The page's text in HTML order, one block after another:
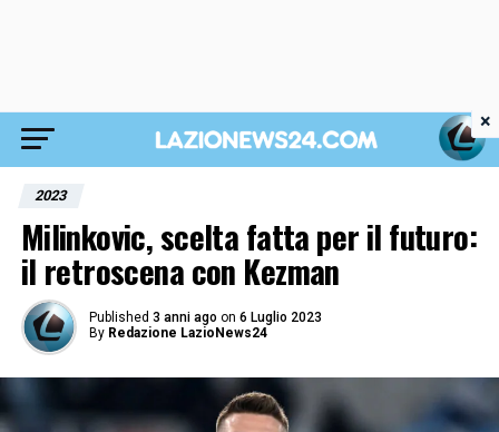
2023
Milinkovic, scelta fatta per il futuro:
il retroscena con Kezman
Published 3 anni ago on 6 Luglio 2023
By Redazione LazioNews24
×